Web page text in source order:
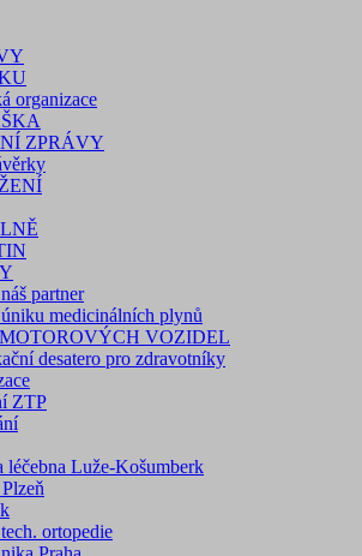
organizace
ZPRÁVY
partner
medicinálních plynů
VOZIDEL
desatero pro zdravotníky
ZTP
léčebna Luže-Košumberk
ortopedie